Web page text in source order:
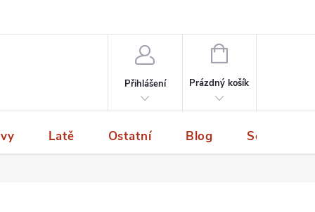
Přihlášení
NÁKUPNÍ
Prázdný košík
Latě Ostatní Blog Servis a